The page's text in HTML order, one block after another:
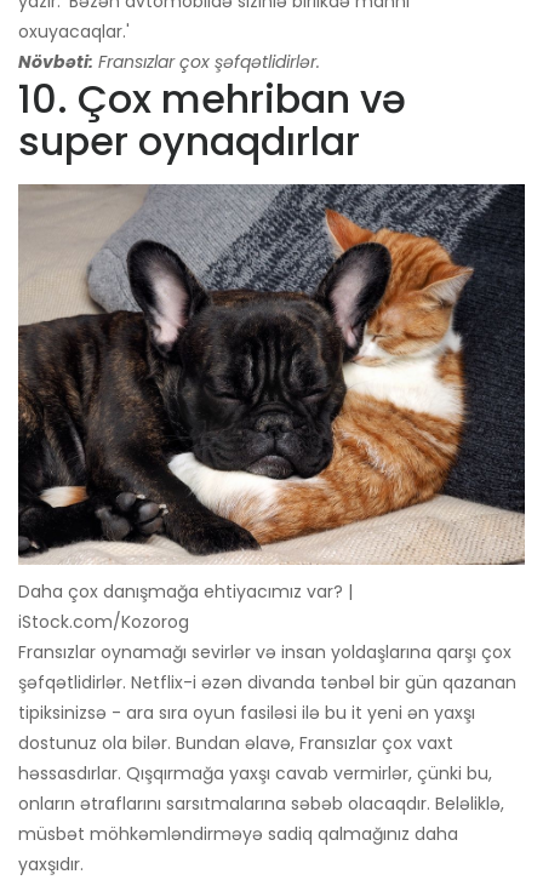
oxuyacaqlar.'
Növbəti: Fransızlar çox şəfqətlidirlər.
10. Çox mehriban və
super oynaqdırlar
Daha çox danışmağa ehtiyacımız var? |
iStock.com/Kozorog
Fransızlar oynamağı sevirlər və insan yoldaşlarına qarşı çox
şəfqətlidirlər. Netflix-i əzən divanda tənbəl bir gün qazanan
tipiksinizsə - ara sıra oyun fasiləsi ilə bu it yeni ən yaxşı
dostunuz ola bilər. Bundan əlavə, Fransızlar çox vaxt
həssasdırlar. Qışqırmağa yaxşı cavab vermirlər, çünki bu,
onların ətraflarını sarsıtmalarına səbəb olacaqdır. Beləliklə,
müsbət möhkəmləndirməyə sadiq qalmağınız daha
yaxşıdır.